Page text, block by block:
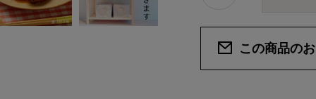
この商品の